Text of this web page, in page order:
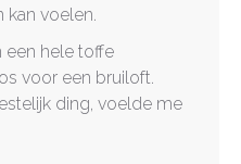
kan voelen.
een hele toffe
voor een bruiloft.
ding, voelde me